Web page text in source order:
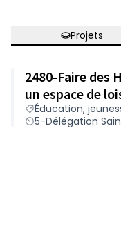
Projets
2480-Faire des
un espace de
Éducation,
5-Délégation